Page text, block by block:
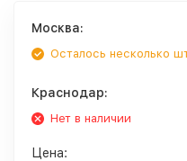
Москва:
Осталось несколько
Краснодар:
Нет в наличии
Цена: